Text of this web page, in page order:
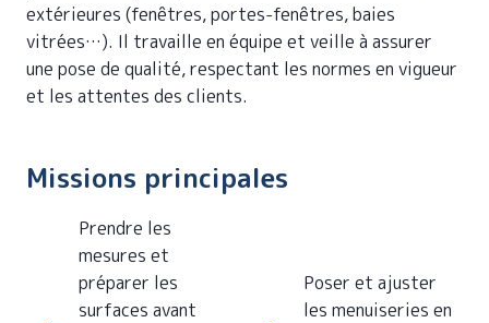
extérieures (fenêtres, portes-fenêtres, baies
vitrées…). Il travaille en équipe et veille à assurer
une pose de qualité, respectant les normes en vigueur
et les attentes des clients.
Missions principales
Prendre les
mesures et
préparer les
surfaces avant
Poser et ajuster
les menuiseries en